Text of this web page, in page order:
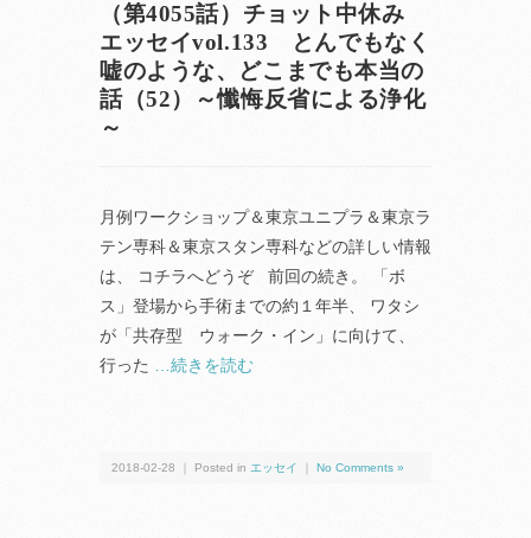
（第4055話）チョット中休み
エッセイvol.133 とんでもなく
嘘のような、どこまでも本当の
話（52）～懺悔反省による浄化
～
月例ワークショップ＆東京ユニプラ＆東京ラ
テン専科＆東京スタン専科などの詳しい情報
は、 コチラへどうぞ 前回の続き。 「ボ
ス」登場から手術までの約１年半、 ワタシ
が「共存型 ウォーク・イン」に向けて、
行った
…続きを読む
2018-02-28 ｜ Posted in エッセイ No Comments »